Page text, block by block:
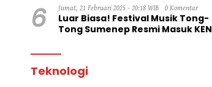
6 Jumat, 21 Februari 2025 - 20:18 WIB 0 Komentar
Luar Biasa! Festival Musik Tong-
Tong Sumenep Resmi Masuk KEN
Teknologi